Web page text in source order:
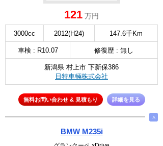
121 万円
3000cc 2012(H24) 147.6千Km
車検 : R10.07 修復歴 : 無し
新潟県 村上市 下新保386
日特車輛株式会社
無料お問い合わせ & 見積もり 詳細を見る
∧
BMW M235i